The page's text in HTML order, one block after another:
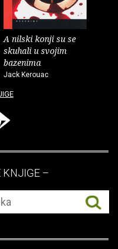
A nilski konji su se
skuhali u svojim
bazenima
Jack Kerouac
KNJIGE –